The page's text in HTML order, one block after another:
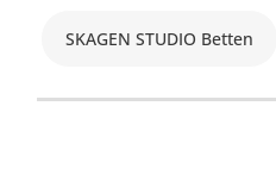
SKAGEN STUDIO Betten